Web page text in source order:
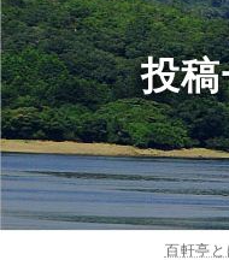
プ
動
投
百軒亭と